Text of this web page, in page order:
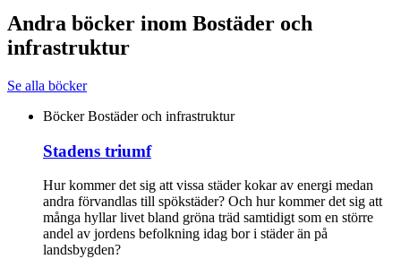
Andra böcker inom Bostäder och
infrastruktur
Se alla böcker
Böcker Bostäder och infrastruktur
Stadens triumf
Hur kommer det sig att vissa städer kokar av energi medan
andra förvandlas till spökstäder? Och hur kommer det sig att
många hyllar livet bland gröna träd samtidigt som en större
andel av jordens befolkning idag bor i städer än på
landsbygden?